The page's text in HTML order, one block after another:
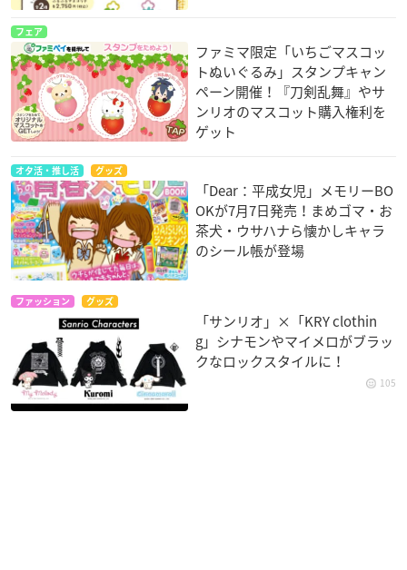
フェア
ファミマ限定「いちごマスコッ
トぬいぐるみ」スタンプキャン
ペーン開催！『刀剣乱舞』やサ
ンリオのマスコット購入権利を
ゲット
オタ活・推し活 グッズ
「Dear：平成女児」メモリーBO
OKが7月7日発売！まめゴマ・お
茶犬・ウサハナら懐かしキャラ
のシール帳が登場
ファッション グッズ
「サンリオ」×「KRY clothin
g」シナモンやマイメロがブラッ
クなロックスタイルに！
105